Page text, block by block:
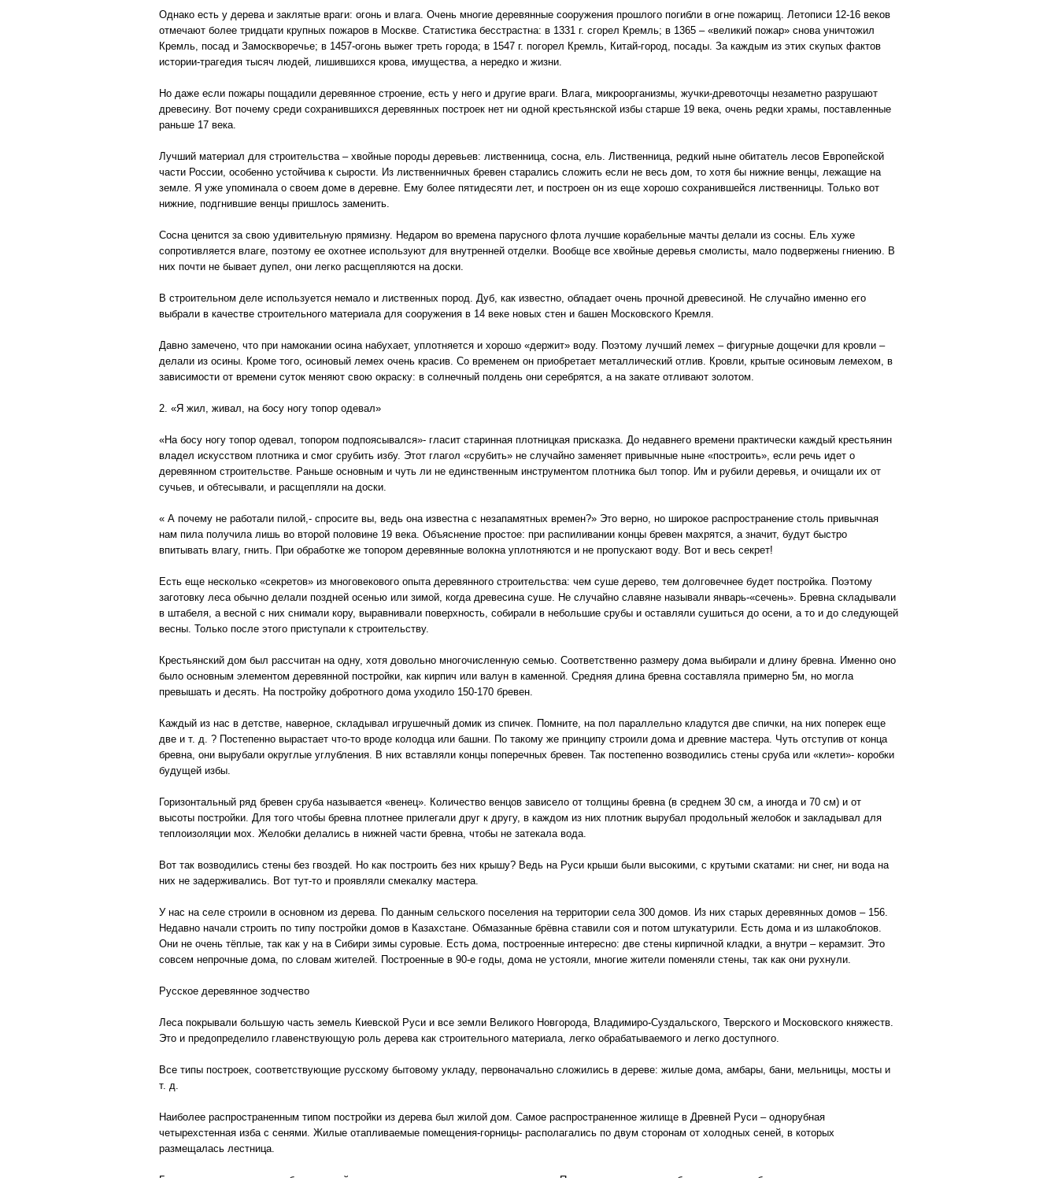
Однако есть у дерева и заклятые враги: огонь и влага. Очень многие деревянные сооружения прошлого погибли в огне пожарищ. Летописи 12-16 веков
отмечают более тридцати крупных пожаров в Москве. Статистика бесстрастна: в 1331 г. сгорел Кремль; в 1365 – «великий пожар» снова уничтожил
Кремль, посад и Замоскворечье; в 1457-огонь выжег треть города; в 1547 г. погорел Кремль, Китай-город, посады. За каждым из этих скупых фактов
истории-трагедия тысяч людей, лишившихся крова, имущества, а нередко и жизни.
Но даже если пожары пощадили деревянное строение, есть у него и другие враги. Влага, микроорганизмы, жучки-древоточцы незаметно разрушают
древесину. Вот почему среди сохранившихся деревянных построек нет ни одной крестьянской избы старше 19 века, очень редки храмы, поставленные
раньше 17 века.
Лучший материал для строительства – хвойные породы деревьев: лиственница, сосна, ель. Лиственница, редкий ныне обитатель лесов Европейской
части России, особенно устойчива к сырости. Из лиственничных бревен старались сложить если не весь дом, то хотя бы нижние венцы, лежащие на
земле. Я уже упоминала о своем доме в деревне. Ему более пятидесяти лет, и построен он из еще хорошо сохранившейся лиственницы. Только вот
нижние, подгнившие венцы пришлось заменить.
Сосна ценится за свою удивительную прямизну. Недаром во времена парусного флота лучшие корабельные мачты делали из сосны. Ель хуже
сопротивляется влаге, поэтому ее охотнее используют для внутренней отделки. Вообще все хвойные деревья смолисты, мало подвержены гниению. В
них почти не бывает дупел, они легко расщепляются на доски.
В строительном деле используется немало и лиственных пород. Дуб, как известно, обладает очень прочной древесиной. Не случайно именно его
выбрали в качестве строительного материала для сооружения в 14 веке новых стен и башен Московского Кремля.
Давно замечено, что при намокании осина набухает, уплотняется и хорошо «держит» воду. Поэтому лучший лемех – фигурные дощечки для кровли –
делали из осины. Кроме того, осиновый лемех очень красив. Со временем он приобретает металлический отлив. Кровли, крытые осиновым лемехом, в
зависимости от времени суток меняют свою окраску: в солнечный полдень они серебрятся, а на закате отливают золотом.
2. «Я жил, живал, на босу ногу топор одевал»
«На босу ногу топор одевал, топором подпоясывался»- гласит старинная плотницкая присказка. До недавнего времени практически каждый крестьянин
владел искусством плотника и смог срубить избу. Этот глагол «срубить» не случайно заменяет привычные ныне «построить», если речь идет о
деревянном строительстве. Раньше основным и чуть ли не единственным инструментом плотника был топор. Им и рубили деревья, и очищали их от
сучьев, и обтесывали, и расщепляли на доски.
« А почему не работали пилой,- спросите вы, ведь она известна с незапамятных времен?» Это верно, но широкое распространение столь привычная
нам пила получила лишь во второй половине 19 века. Объяснение простое: при распиливании концы бревен махрятся, а значит, будут быстро
впитывать влагу, гнить. При обработке же топором деревянные волокна уплотняются и не пропускают воду. Вот и весь секрет!
Есть еще несколько «секретов» из многовекового опыта деревянного строительства: чем суше дерево, тем долговечнее будет постройка. Поэтому
заготовку леса обычно делали поздней осенью или зимой, когда древесина суше. Не случайно славяне называли январь-«сечень». Бревна складывали
в штабеля, а весной с них снимали кору, выравнивали поверхность, собирали в небольшие срубы и оставляли сушиться до осени, а то и до следующей
весны. Только после этого приступали к строительству.
Крестьянский дом был рассчитан на одну, хотя довольно многочисленную семью. Соответственно размеру дома выбирали и длину бревна. Именно оно
было основным элементом деревянной постройки, как кирпич или валун в каменной. Средняя длина бревна составляла примерно 5м, но могла
превышать и десять. На постройку добротного дома уходило 150-170 бревен.
Каждый из нас в детстве, наверное, складывал игрушечный домик из спичек. Помните, на пол параллельно кладутся две спички, на них поперек еще
две и т. д. ? Постепенно вырастает что-то вроде колодца или башни. По такому же принципу строили дома и древние мастера. Чуть отступив от конца
бревна, они вырубали округлые углубления. В них вставляли концы поперечных бревен. Так постепенно возводились стены сруба или «клети»- коробки
будущей избы.
Горизонтальный ряд бревен сруба называется «венец». Количество венцов зависело от толщины бревна (в среднем 30 см, а иногда и 70 см) и от
высоты постройки. Для того чтобы бревна плотнее прилегали друг к другу, в каждом из них плотник вырубал продольный желобок и закладывал для
теплоизоляции мох. Желобки делались в нижней части бревна, чтобы не затекала вода.
Вот так возводились стены без гвоздей. Но как построить без них крышу? Ведь на Руси крыши были высокими, с крутыми скатами: ни снег, ни вода на
них не задерживались. Вот тут-то и проявляли смекалку мастера.
У нас на селе строили в основном из дерева. По данным сельского поселения на территории села 300 домов. Из них старых деревянных домов – 156.
Недавно начали строить по типу постройки домов в Казахстане. Обмазанные брёвна ставили соя и потом штукатурили. Есть дома и из шлакоблоков.
Они не очень тёплые, так как у на в Сибири зимы суровые. Есть дома, построенные интересно: две стены кирпичной кладки, а внутри – керамзит. Это
совсем непрочные дома, по словам жителей. Построенные в 90-е годы, дома не устояли, многие жители поменяли стены, так как они рухнули.
Русское деревянное зодчество
Леса покрывали большую часть земель Киевской Руси и все земли Великого Новгорода, Владимиро-Суздальского, Тверского и Московского княжеств.
Это и предопределило главенствующую роль дерева как строительного материала, легко обрабатываемого и легко доступного.
Все типы построек, соответствующие русскому бытовому укладу, первоначально сложились в дереве: жилые дома, амбары, бани, мельницы, мосты и
т. д.
Наиболее распространенным типом постройки из дерева был жилой дом. Самое распространенное жилище в Древней Руси – однорубная
четырехстенная изба с сенями. Жилые отапливаемые помещения-горницы- располагались по двум сторонам от холодных сеней, в которых
размещалась лестница.